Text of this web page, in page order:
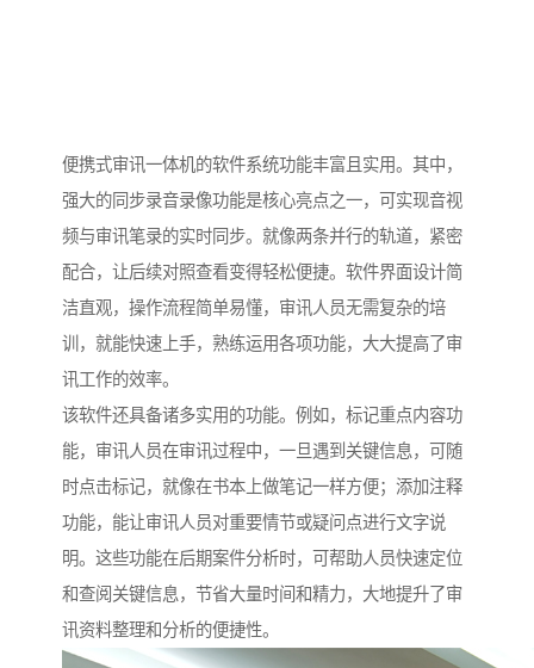
便携式审讯一体机的软件系统功能丰富且实用。其中，
强大的同步录音录像功能是核心亮点之一，可实现音视
频与审讯笔录的实时同步。就像两条并行的轨道，紧密
配合，让后续对照查看变得轻松便捷。软件界面设计简
洁直观，操作流程简单易懂，审讯人员无需复杂的培
训，就能快速上手，熟练运用各项功能，大大提高了审
讯工作的效率。​
该软件还具备诸多实用的功能。例如，标记重点内容功
能，审讯人员在审讯过程中，一旦遇到关键信息，可随
时点击标记，就像在书本上做笔记一样方便；添加注释
功能，能让审讯人员对重要情节或疑问点进行文字说
明。这些功能在后期案件分析时，可帮助人员快速定位
和查阅关键信息，节省大量时间和精力，大地提升了审
讯资料整理和分析的便捷性。​